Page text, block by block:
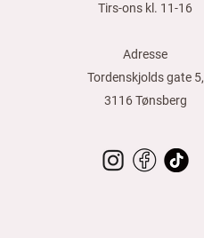
Tirs-ons kl. 11-16
Adresse
Tordenskjolds gate 5,
3116 Tønsberg